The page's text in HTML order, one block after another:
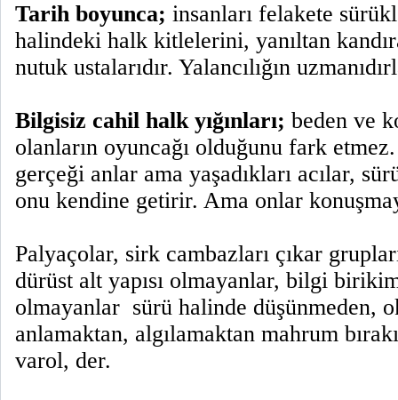
Tarih boyunca; insanları felakete
halindeki halk kitlelerini, yanıltan
nutuk ustalarıdır. Yalancılığın
Bilgisiz cahil halk yığınları; beden ve
olanların oyuncağı olduğunu fark
gerçeği anlar ama yaşadıkları acılar,
onu kendine getirir. Ama onlar
Palyaçolar, sirk cambazları çıkar
dürüst alt yapısı olmayanlar, bilgi
olmayanlar sürü halinde düşünmeden,
anlamaktan, algılamaktan mahrum
varol, der.